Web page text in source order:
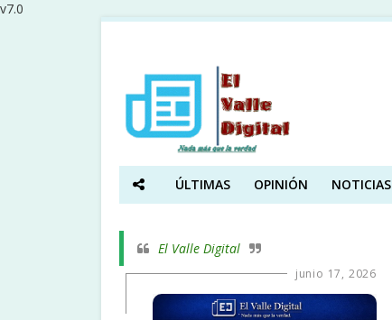
v7.0
ÚLTIMAS OPINIÓN NOTICIAS
El Valle Digital
junio 17, 2026